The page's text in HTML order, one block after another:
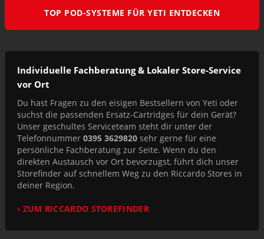
TOP POD-SYSTEME FÜR YETI ENTDECKEN
Individuelle Fachberatung & Lokaler Store-Service
vor Ort
Du hast Fragen zu den eisigen Bestsellern von Yeti oder
suchst die passenden Ersatz-Cartridges für dein Gerät?
Unser geschultes Serviceteam steht dir unter der
Telefonnummer 0395 3629820 sehr gerne für eine
persönliche Fachberatung zur Seite. Wenn du den
direkten Austausch vor Ort bevorzugst, führt dich unser
Storefinder auf schnellem Weg zu den Riccardo Stores in
deiner Region.
› ZUM RICCARDO STOREFINDER